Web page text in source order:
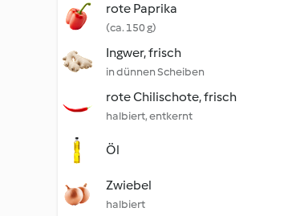
rote Paprika
(ca. 150 g)
Ingwer, frisch
in dünnen Scheiben
rote Chilischote, frisch
halbiert, entkernt
Öl
Zwiebel
halbiert